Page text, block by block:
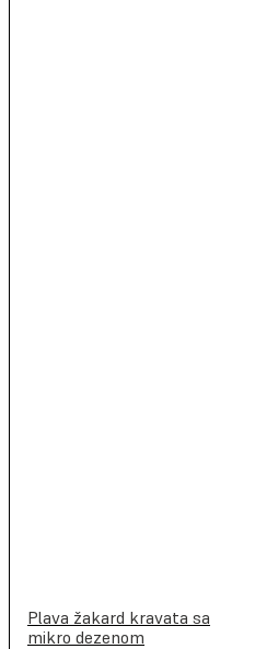
Plava žakard kravata sa
mikro dezenom